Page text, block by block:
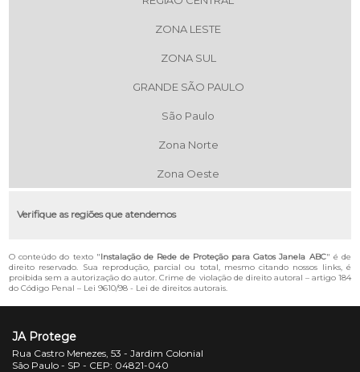
ZONA LESTE
ZONA SUL
GRANDE SÃO PAULO
São Paulo
Zona Norte
Zona Oeste
Verifique as regiões que atendemos
O conteúdo do texto "Instalação de Rede de Proteção para Gatos Janela ABC" é de
direito reservado. Sua reprodução, parcial ou total, mesmo citando nossos links, é
proibida sem a autorização do autor. Crime de violação de direito autoral – artigo 184
do Código Penal – Lei 9610/98 - Lei de direitos autorais
JA Protege
Rua Castro Menezes, 53 - Jardim Colonial
São Paulo - SP - CEP: 04821-040